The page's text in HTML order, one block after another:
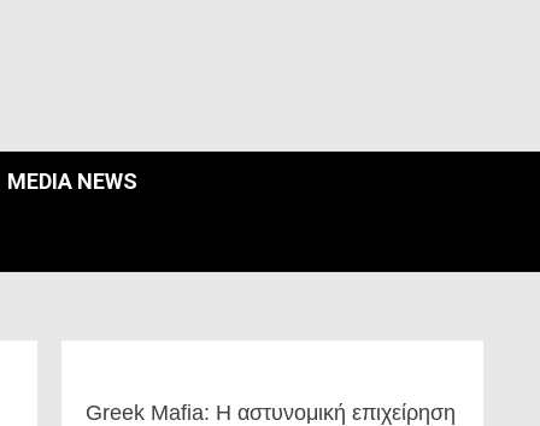
MEDIA NEWS
Greek Mafia: Η αστυνομική επιχείρηση